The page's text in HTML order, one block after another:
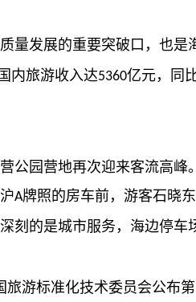
发展的重要突破口，也是
内旅游收入达5360亿元，同
园营地再次迎来客流高峰
A牌照的房车前，游客石晓
刻的是城市服务，海边停车
旅游标准化技术委员会公布